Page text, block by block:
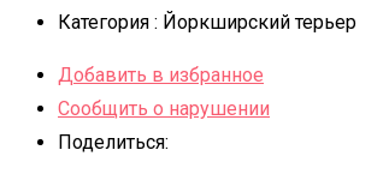
Категория : Йоркширский терьер
Добавить в избранное
Сообщить о нарушении
Поделиться: